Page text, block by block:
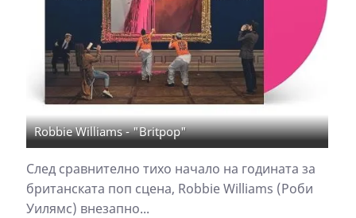
Robbie Williams - "Britpop"
След сравнително тихо начало на годината за
британската поп сцена, Robbie Williams (Роби
Уилямс) внезапно...